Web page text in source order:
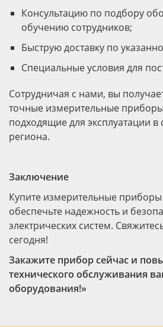
Консультацию по подбору
обучению сотрудников;
Быструю доставку по
Специальные условия для
Сотрудничая с нами, вы
точные измерительные
подходящие для эксплуатации в
региона.
Заключение
Купите измерительные приборы
обеспечьте надежность и
электрических систем.
сегодня!
Закажите прибор сейчас и
технического обслуживания
оборудования!»